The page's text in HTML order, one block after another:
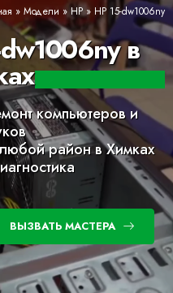
» Модели » HP » HP 15-dw1006ny
в
компьютеров и
район в Химках
ВЫЗВАТЬ МАСТЕРА